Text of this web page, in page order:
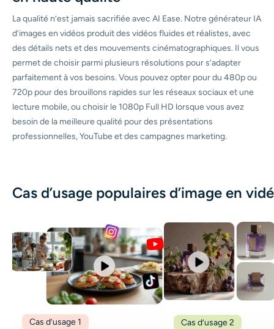
La qualité n’est jamais sacrifiée avec AI Ease. Notre générateur IA
d’images en vidéos produit des vidéos fluides et réalistes, avec
des détails nets et des mouvements cinématographiques. Il vous
permet de choisir parmi plusieurs résolutions pour s’adapter
parfaitement à vos besoins. Vous pouvez opter pour du 480p ou
720p pour des brouillons rapides sur les réseaux sociaux et une
lecture mobile, ou choisir le 1080p Full HD lorsque vous avez
besoin de la meilleure qualité pour des présentations
professionnelles, YouTube et des campagnes marketing.
Cas d’usage populaires d’image en
Cas d’usage 1 Cas d’usage 2